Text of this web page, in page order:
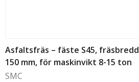
Asfaltsfräs – fäste S45,
150 mm, för maskinvikt 8-15 ton
SMC